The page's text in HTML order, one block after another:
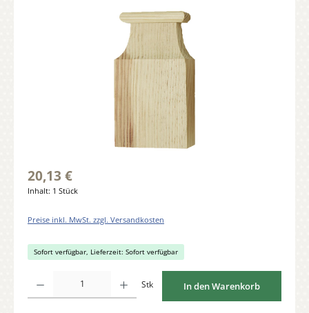
20,13 €
Inhalt: 1 Stück
Preise inkl. MwSt. zzgl. Versandkosten
Sofort verfügbar, Lieferzeit: Sofort verfügbar
Stk In den Warenkorb